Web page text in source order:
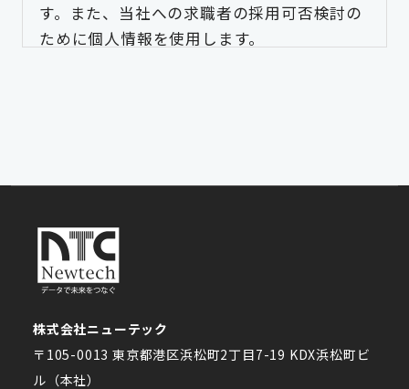
す。また、当社への求職者の採用可否検討の
ために個人情報を使用します。
ます。
ます。
株式会社ニューテック
〒105-0013 東京都港区浜松町2丁目7-19 KDX浜松町ビ
ル（本社）